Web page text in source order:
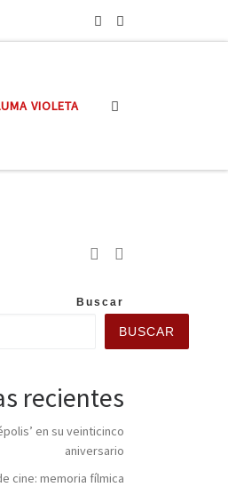
VIOLETA
Buscar
BUSCAR
recientes
en su veinticinco
aniversario
cine: memoria fílmica